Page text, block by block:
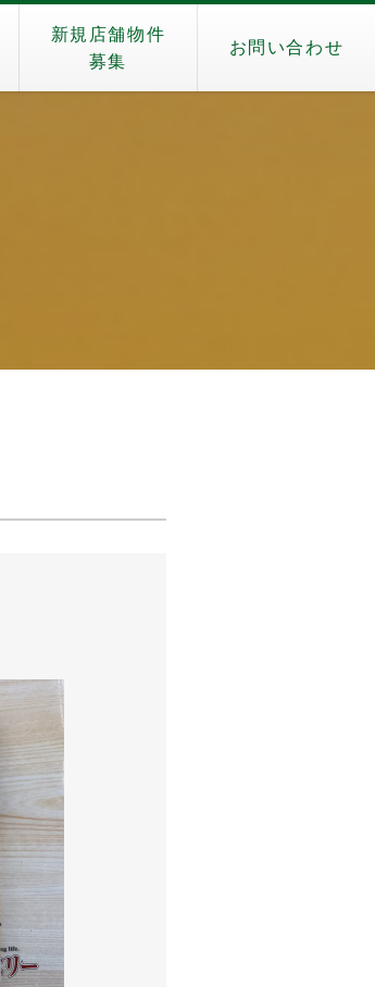
新規店舗物件
募集
お問い合わせ